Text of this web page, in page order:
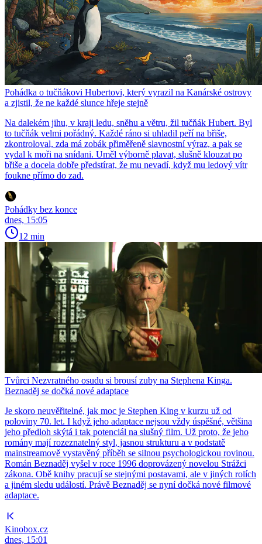
Pohádka o tučňákovi Hubertovi, který vyrazil na Kanárské ostrovy
a zjistil, že ne každé slunce hřeje stejně
Na dalekém jihu, v kraji ledu, sněhu a větru, žil tučňák Hubert. Byl
to tučňák velmi pořádný. Každé ráno si uhladil peří na břiše,
zkontroloval, zda má zobák přiměřeně slavnostní výraz, a pak se
vydal k moři na snídani. Uměl výborně plavat, slušně klouzat po
břiše a docela dobře předstírat, že mu nevadí, když mu ledový vítr
foukne přímo do zad.
Pohádky bez konce
dnes, 15:05
12 min
Tvůrci Nezvratného osudu si brousí zuby na Stephena Kinga.
Beznaděj se dočká nové adaptace
Je skoro neuvěřitelné, jak moc je Stephen King v kurzu už od
poloviny 70. let. I když jeho adaptace nejsou vždy úspěšné, většina
jeho předloh skýtá i tak potenciál na slušný film. Už proto, že jeho
romány mají rozeznatelný styl, jasnou strukturu a v podstatě
mainstreamově vystavěný příběh se silnou psychologickou rovinou.
Román Beznaděj vyšel v roce 1996 doprovázený novelou Strážci
zákona. Obě knihy pracují se stejnými postavami, ale v jiných rolích
a jiném sledu událostí. Právě Beznaděj se nyní dočká nové filmové
adaptace.
Kinobox.cz
dnes, 15:01